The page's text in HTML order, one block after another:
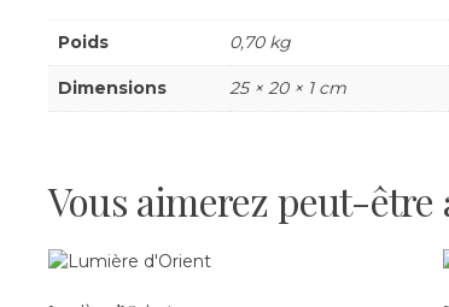
Poids 0,70 kg
Dimensions 25 × 20 × 1 cm
Vous aimerez peut-